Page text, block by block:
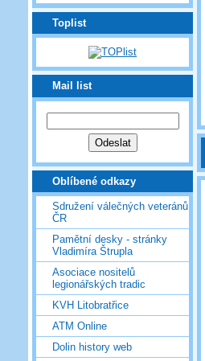
Toplist
Mail list
Oblíbené odkazy
Sdružení válečných veteránů
ČR
Pamětní desky - stránky
Vladimíra Štrupla
Asociace nositelů
legionářských tradic
KVH Litobratřice
ATM Online
Dolin history web